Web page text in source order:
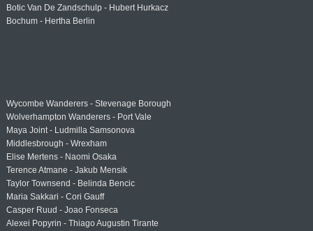
Botic Van De Zandschulp - Hubert Hurkacz
Bochum - Hertha Berlin
Wycombe Wanderers - Stevenage Borough
Wolverhampton Wanderers - Port Vale
Maya Joint - Ludmilla Samsonova
Middlesbrough - Wrexham
Elise Mertens - Naomi Osaka
Terence Atmane - Jakub Mensik
Taylor Townsend - Belinda Bencic
Maria Sakkari - Cori Gauff
Casper Ruud - Joao Fonseca
Alexei Popyrin - Thiago Augustin Tirante